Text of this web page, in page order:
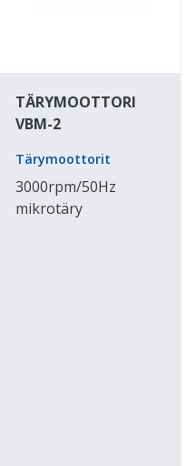
TÄRYMOOTTORI
VBM-2
Tärymoottorit
3000rpm/50Hz
mikrotäry